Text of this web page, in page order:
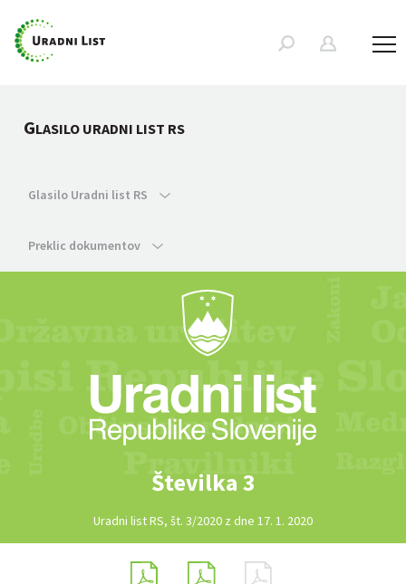
GLASILO URADNI LIST RS
Glasilo Uradni list RS
Preklic dokumentov
Številka 3
Uradni list RS, št. 3/2020 z dne 17. 1. 2020